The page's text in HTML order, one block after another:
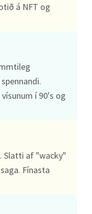
á NFT og
í 90's og
Slatti af "wacky"
Fínasta